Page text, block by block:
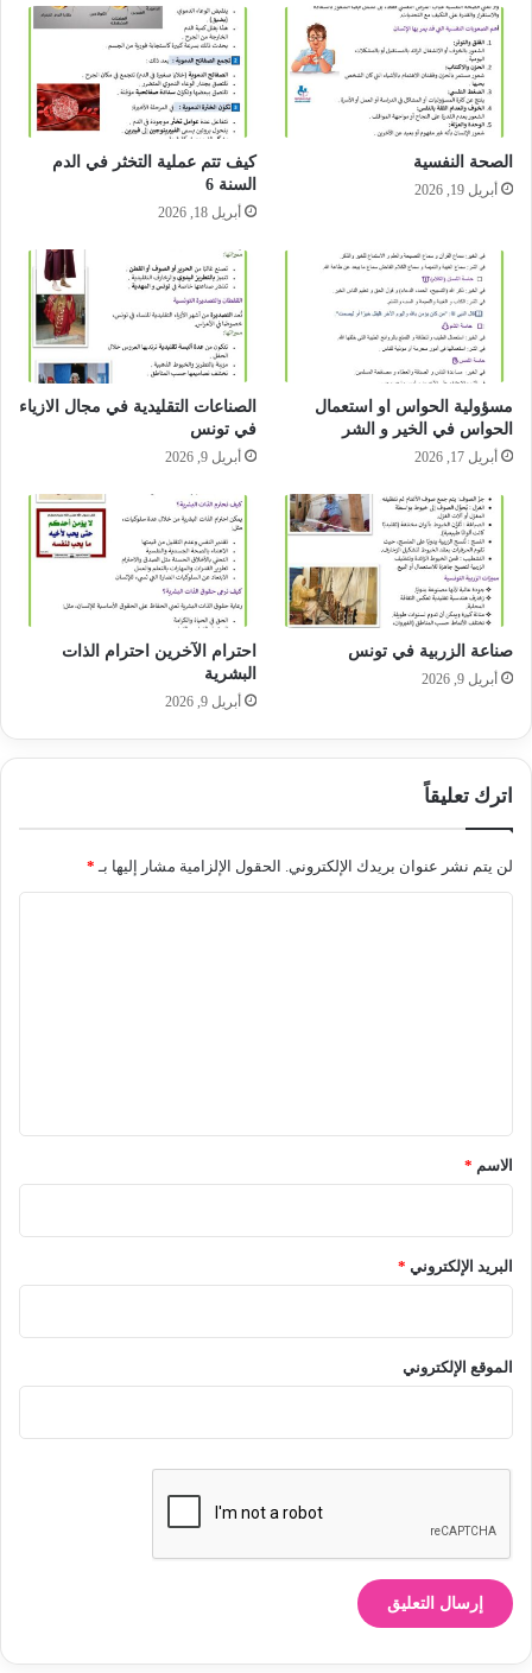
الصحة النفسية
أبريل 19, 2026
كيف تتم عملية التخثر في الدم
السنة 6
أبريل 18, 2026
مسؤولية الحواس او استعمال
الحواس في الخير و الشر
أبريل 17, 2026
الصناعات التقليدية في مجال الازياء
في تونس
أبريل 9, 2026
صناعة الزربية في تونس
أبريل 9, 2026
احترام الآخرين احترام الذات
البشرية
أبريل 9, 2026
اترك تعليقاً
لن يتم نشر عنوان بريدك الإلكتروني. الحقول الإلزامية مشار إليها بـ *
*الاسم *
البريد الإلكتروني *
الموقع الإلكتروني